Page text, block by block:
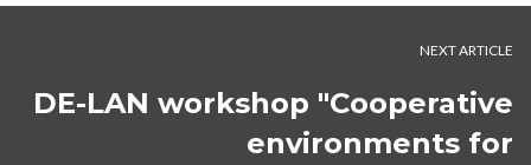
NEXT ARTICLE
DE-LAN workshop "Cooperative
environments for